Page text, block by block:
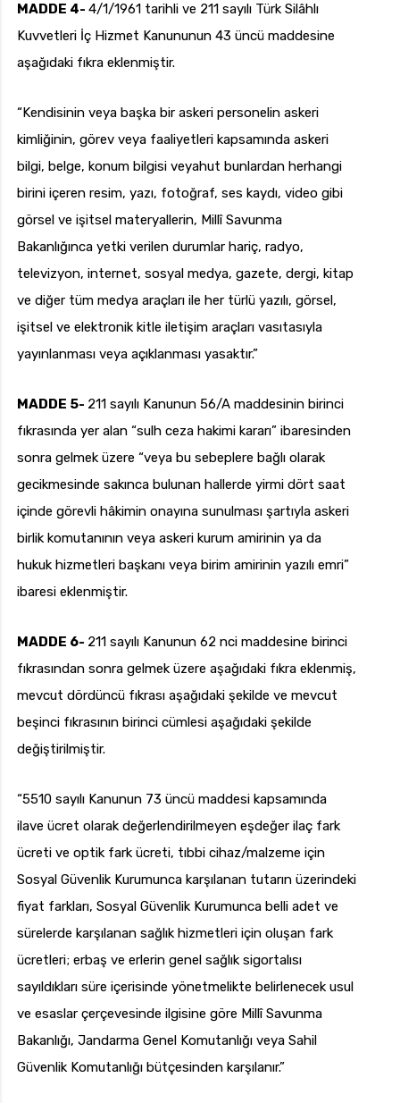
MADDE 4- 4/1/1961 tarihli ve 211 sayılı Türk Silâhlı
Kuvvetleri İç Hizmet Kanununun 43 üncü maddesine
aşağıdaki fıkra eklenmiştir.
“Kendisinin veya başka bir askeri personelin askeri
kimliğinin, görev veya faaliyetleri kapsamında askeri
bilgi, belge, konum bilgisi veyahut bunlardan herhangi
birini içeren resim, yazı, fotoğraf, ses kaydı, video gibi
görsel ve işitsel materyallerin, Millî Savunma
Bakanlığınca yetki verilen durumlar hariç, radyo,
televizyon, internet, sosyal medya, gazete, dergi, kitap
ve diğer tüm medya araçları ile her türlü yazılı, görsel,
işitsel ve elektronik kitle iletişim araçları vasıtasıyla
yayınlanması veya açıklanması yasaktır.”
MADDE 5- 211 sayılı Kanunun 56/A maddesinin birinci
fıkrasında yer alan “sulh ceza hakimi kararı” ibaresinden
sonra gelmek üzere “veya bu sebeplere bağlı olarak
gecikmesinde sakınca bulunan hallerde yirmi dört saat
içinde görevli hâkimin onayına sunulması şartıyla askeri
birlik komutanının veya askeri kurum amirinin ya da
hukuk hizmetleri başkanı veya birim amirinin yazılı emri”
ibaresi eklenmiştir.
MADDE 6- 211 sayılı Kanunun 62 nci maddesine birinci
fıkrasından sonra gelmek üzere aşağıdaki fıkra eklenmiş,
mevcut dördüncü fıkrası aşağıdaki şekilde ve mevcut
beşinci fıkrasının birinci cümlesi aşağıdaki şekilde
değiştirilmiştir.
“5510 sayılı Kanunun 73 üncü maddesi kapsamında
ilave ücret olarak değerlendirilmeyen eşdeğer ilaç fark
ücreti ve optik fark ücreti, tıbbi cihaz/malzeme için
Sosyal Güvenlik Kurumunca karşılanan tutarın üzerindeki
fiyat farkları, Sosyal Güvenlik Kurumunca belli adet ve
sürelerde karşılanan sağlık hizmetleri için oluşan fark
ücretleri; erbaş ve erlerin genel sağlık sigortalısı
sayıldıkları süre içerisinde yönetmelikte belirlenecek usul
ve esaslar çerçevesinde ilgisine göre Millî Savunma
Bakanlığı, Jandarma Genel Komutanlığı veya Sahil
Güvenlik Komutanlığı bütçesinden karşılanır.”